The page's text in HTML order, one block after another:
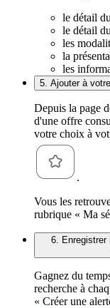
le détail
le détail
les
la
les
5. Ajouter à
Depuis la page
d'une offre
votre choix à
.
Vous les
rubrique « Ma
6. Enregistrer
Gagnez du
recherche à
« Créer une